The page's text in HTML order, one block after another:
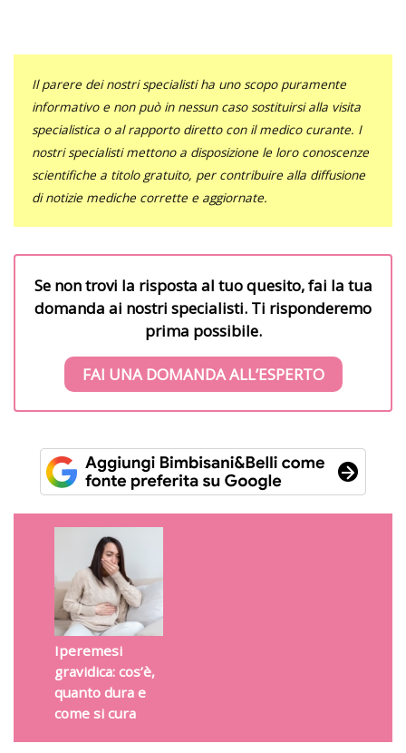
Il parere dei nostri specialisti ha uno scopo puramente
informativo e non può in nessun caso sostituirsi alla visita
specialistica o al rapporto diretto con il medico curante. I
nostri specialisti mettono a disposizione le loro conoscenze
scientifiche a titolo gratuito, per contribuire alla diffusione
di notizie mediche corrette e aggiornate.
Se non trovi la risposta al tuo quesito, fai la tua
domanda ai nostri specialisti. Ti risponderemo
prima possibile.
FAI UNA DOMANDA ALL’ESPERTO
Iperemesi
gravidica: cos’è,
quanto dura e
come si cura